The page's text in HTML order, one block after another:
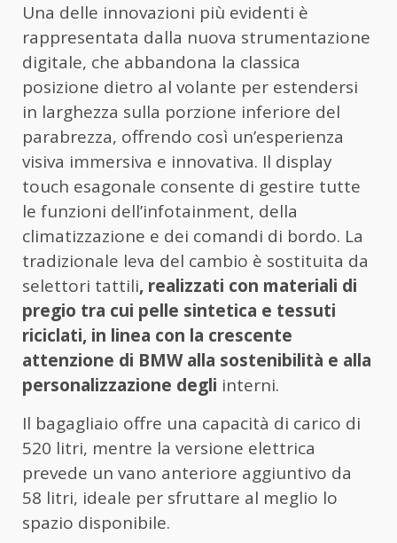
Una delle innovazioni più evidenti è
rappresentata dalla nuova strumentazione
digitale, che abbandona la classica
posizione dietro al volante per estendersi
in larghezza sulla porzione inferiore del
parabrezza, offrendo così un’esperienza
visiva immersiva e innovativa. Il display
touch esagonale consente di gestire tutte
le funzioni dell’infotainment, della
climatizzazione e dei comandi di bordo. La
tradizionale leva del cambio è sostituita da
selettori tattili, realizzati con materiali di
pregio tra cui pelle sintetica e tessuti
riciclati, in linea con la crescente
attenzione di BMW alla sostenibilità e alla
personalizzazione degli interni.
Il bagagliaio offre una capacità di carico di
520 litri, mentre la versione elettrica
prevede un vano anteriore aggiuntivo da
58 litri, ideale per sfruttare al meglio lo
spazio disponibile.